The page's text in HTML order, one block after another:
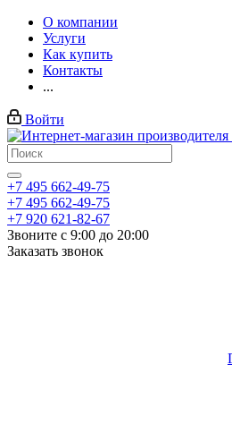
О компании
Услуги
Как купить
Контакты
...
Войти
+7 495 662-49-75
+7 495 662-49-75
+7 920 621-82-67
Звоните с 9:00 до 20:00
Заказать звонок